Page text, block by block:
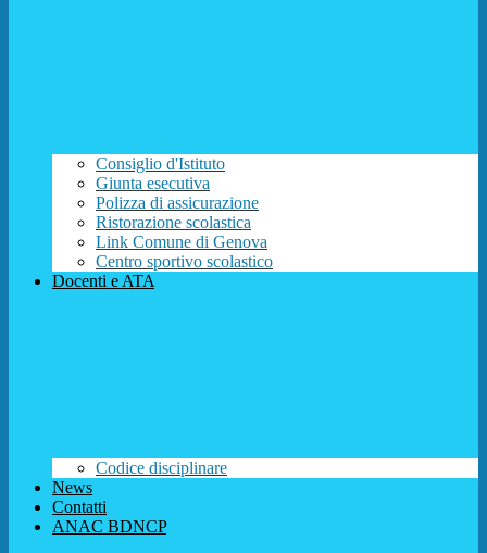
Consiglio d'Istituto
Giunta esecutiva
Polizza di assicurazione
Ristorazione scolastica
Link Comune di Genova
Centro sportivo scolastico
Docenti e ATA
Codice disciplinare
News
Contatti
ANAC BDNCP